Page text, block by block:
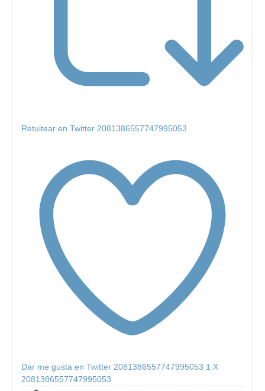
Retuitear en Twitter 2081386557747995053
Dar me gusta en Twitter 2081386557747995053 1 X
2081386557747995053